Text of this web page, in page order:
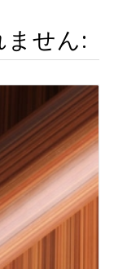
せん: